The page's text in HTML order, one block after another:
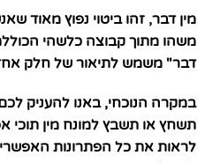
מין דבר, זהו ביטוי נפוץ מאוד
משהו מתוך קבוצה כלשהי
דבר" משמש לתיאור של חלק אחד
במקרה הנוכחי, באנו להעניק
תשחץ או תשבץ למונח מין תוכי
לראות את כל הפתרונות